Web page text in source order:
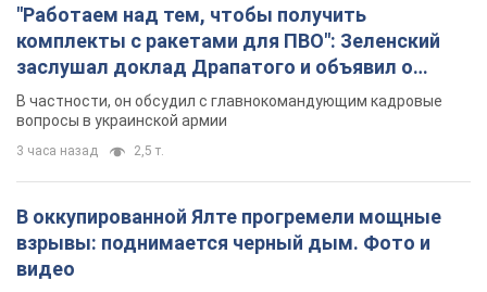
"Работаем над тем, чтобы получить
комплекты с ракетами для ПВО": Зеленский
заслушал доклад Драпатого и объявил о
новых мерах
В частности, он обсудил с главнокомандующим кадровые
вопросы в украинской армии
3 часа назад 2,5 т.
В оккупированной Ялте прогремели мощные
взрывы: поднимается черный дым. Фото и
видео